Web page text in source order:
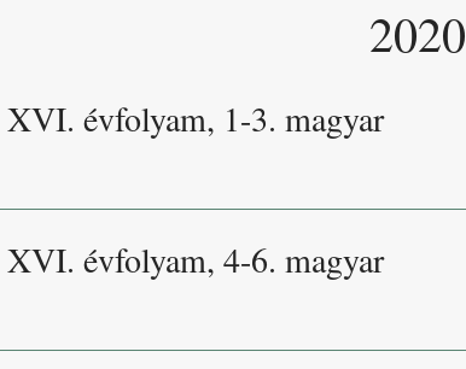
2020
évfolyam, 1-3. magyar
évfolyam, 4-6. magyar